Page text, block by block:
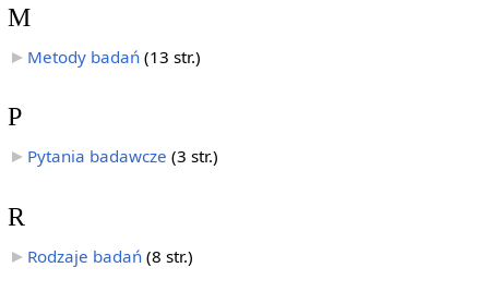
M
Metody badań‎ (13 str.)
P
Pytania badawcze (3 str.)
R
Rodzaje badań‎ (8 str.)